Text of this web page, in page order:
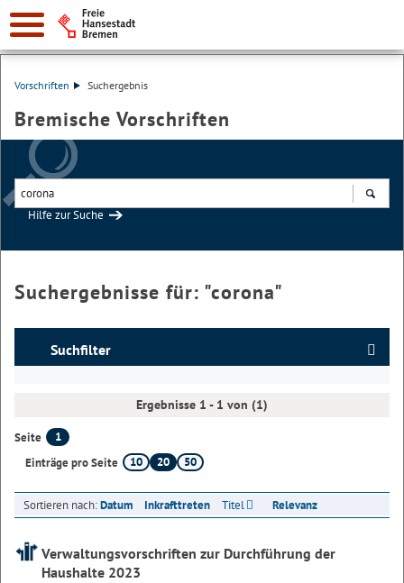
Vorschriften Suchergebnis
Bremische Vorschriften
Hilfe zur Suche
Suchergebnisse für: "corona"
Suchfilter
Ergebnisse 1 - 1 von (1)
Seite
1
Einträge pro Seite
10 20 50
Sortieren nach:Datum Inkrafttreten Titel Relevanz
Verwaltungsvorschriften zur Durchführung der
Haushalte 2023